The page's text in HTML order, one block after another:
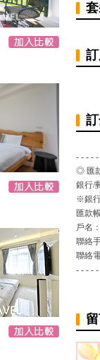
- - - -
◎ 匯
銀行/
※銀
匯款
戶名
聯絡
聯絡
- - - -